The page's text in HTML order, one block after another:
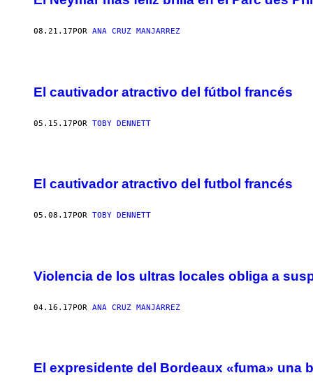
08.21.17 POR ANA CRUZ MANJARREZ
El cautivador atractivo del fútbol francés
05.15.17POR TOBY DENNETT
El cautivador atractivo del futbol francés
05.08.17 POR TOBY DENNETT
Violencia de los ultras locales obliga a
04.16.17POR ANA CRUZ MANJARREZ
El expresidente del Bordeaux «fuma» una